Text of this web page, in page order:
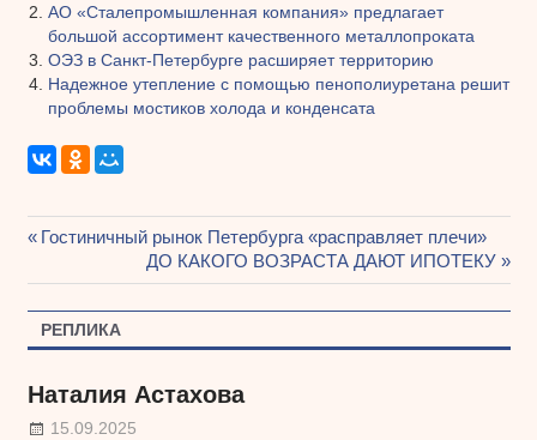
АО «Сталепромышленная компания» предлагает
большой ассортимент качественного металлопроката
ОЭЗ в Санкт-Петербурге расширяет территорию
Надежное утепление с помощью пенополиуретана решит
проблемы мостиков холода и конденсата
Навигация
записям
Предыдущая
Гостиничный рынок Петербурга «расправляет плечи»
Следующая
запись:
ДО КАКОГО ВОЗРАСТА ДАЮТ ИПОТЕКУ
РЕПЛИКА
Наталия Астахова
15.09.2025